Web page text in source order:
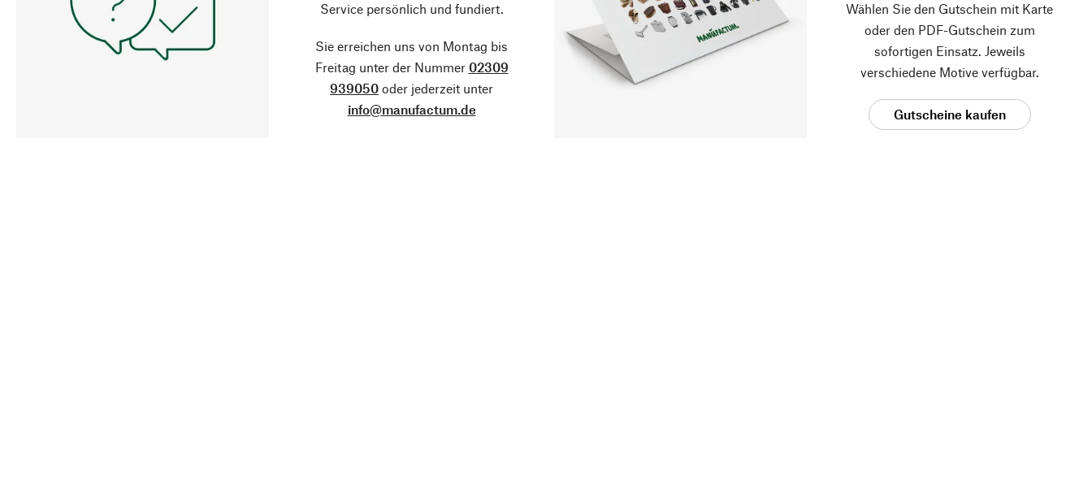
Service persönlich und fundiert.
Sie erreichen uns von Montag bis
Freitag unter der Nummer 02309
939050 oder jederzeit unter
info@manufactum.de
Wählen Sie den Gutschein mit Karte
oder den PDF-Gutschein zum
sofortigen Einsatz. Jeweils
verschiedene Motive verfügbar.
Gutscheine kaufen